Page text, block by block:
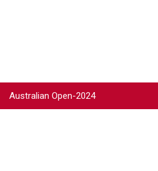
Australian Open-2024